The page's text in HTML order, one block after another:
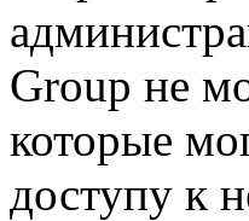
Group не
которые
доступу к